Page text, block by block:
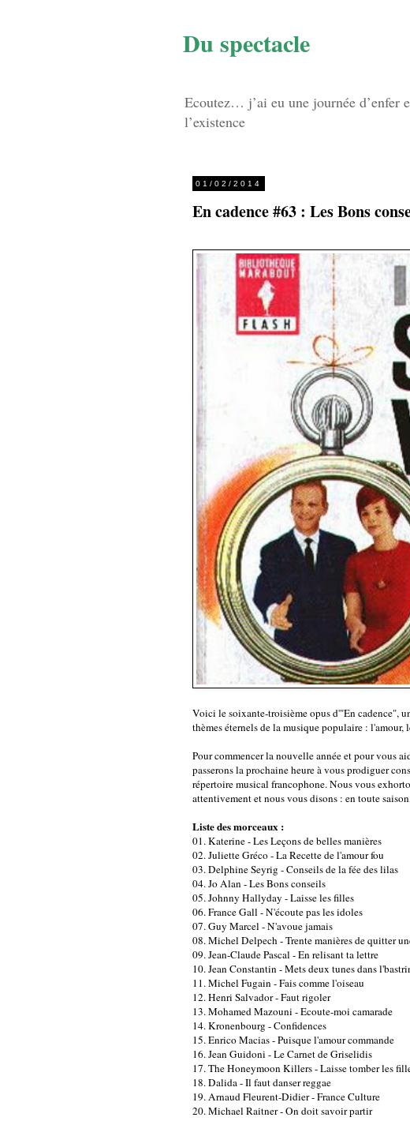
Du spectacle
Ecoutez… j’ai eu une journée d’enfer
l’existence
01/02/2014
En cadence #63 : Les Bons
Voici le soixante-troisième opus d'"En cadence",
thèmes éternels de la musique populaire :
Pour commencer la nouvelle année et pour vous
passerons la prochaine heure à vous prodiguer
répertoire musical francophone. Nous vous
attentivement et nous vous disons : en toute
Liste des morceaux :
01. Katerine - Les Leçons de belles manières
02. Juliette Gréco - La Recette de l'amour fou
03. Delphine Seyrig - Conseils de la fée des lilas
04. Jo Alan - Les Bons conseils
05. Johnny Hallyday - Laisse les filles
06. France Gall - N'écoute pas les idoles
07. Guy Marcel - N'avoue jamais
08. Michel Delpech - Trente manières de quitter
09. Jean-Claude Pascal - En relisant ta lettre
10. Jean Constantin - Mets deux tunes dans
11. Michel Fugain - Fais comme l'oiseau
12. Henri Salvador - Faut rigoler
13. Mohamed Mazouni - Ecoute-moi camarade
14. Kronenbourg - Confidences
15. Enrico Macias - Puisque l'amour commande
16. Jean Guidoni - Le Carnet de Griselidis
17. The Honeymoon Killers - Laisse tomber les
18. Dalida - Il faut danser reggae
19. Arnaud Fleurent-Didier - France Culture
20. Michael Raitner - On doit savoir partir